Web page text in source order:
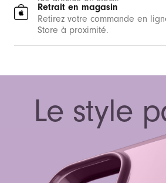
Retrait en magasin
Retirez votre commande en
Store à proximité.
Le style